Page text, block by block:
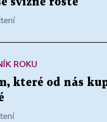
svižně roste
ROKU
které od nás